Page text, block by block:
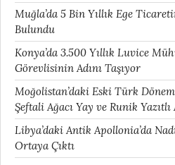
Muğla’da 5 Bin Yıllık Ege
Bulundu
Konya’da 3.500 Yıllık Luvice
Görevlisinin Adını Taşıyor
Moğolistan’daki Eski Türk
Şeftali Ağacı Yay ve Runik
Libya’daki Antik Apollonia’da
Ortaya Çıktı